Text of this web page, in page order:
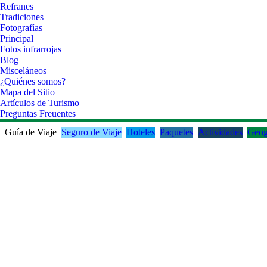
Refranes
Tradiciones
Fotografías
Principal
Fotos infrarrojas
Blog
Misceláneos
¿Quiénes somos?
Mapa del Sitio
Artículos de Turismo
Preguntas Freuentes
Guía de Viaje Seguro de Viaje Hoteles Paquetes Actividades